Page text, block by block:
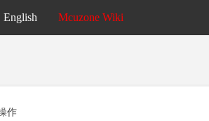
English Mcuzone Wiki
作